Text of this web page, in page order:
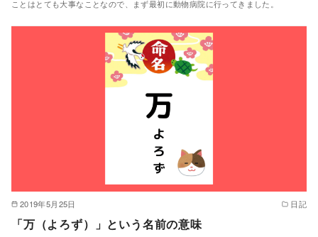
ことはとても大事なことなので、まず最初に動物病院に行ってきました。
2019年5月25日 日記
「万（よろず）」という名前の意味